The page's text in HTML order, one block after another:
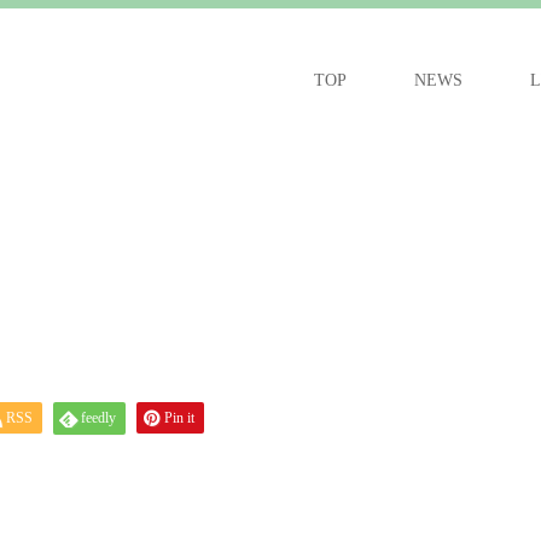
TOP NEWS
RSS feedly Pin it